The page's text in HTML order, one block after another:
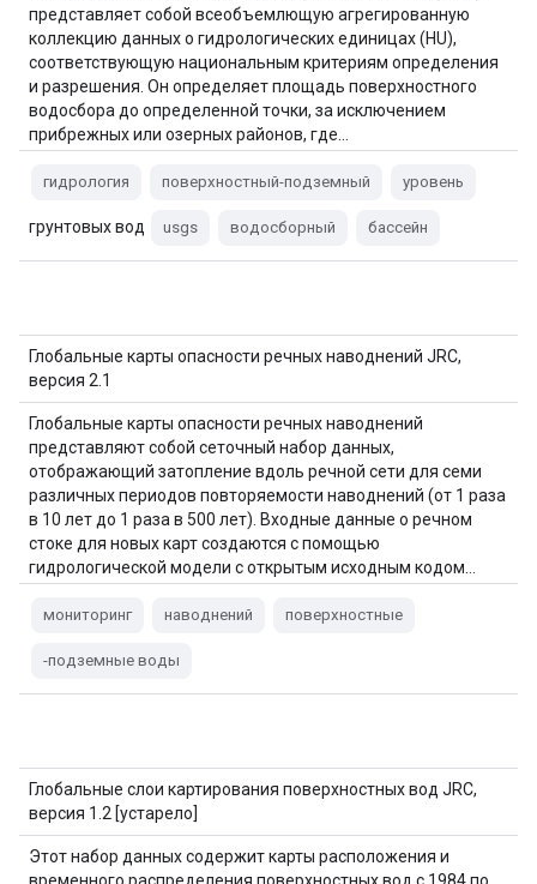
представляет собой всеобъемлющую агрегированную
коллекцию данных о гидрологических единицах (HU),
соответствующую национальным критериям определения
и разрешения. Он определяет площадь поверхностного
водосбора до определенной точки, за исключением
прибрежных или озерных районов, где…
гидрология поверхностный-подземный уровень
грунтовых вод usgs водосборный бассейн
Глобальные карты опасности речных наводнений JRC,
версия 2.1
Глобальные карты опасности речных наводнений
представляют собой сеточный набор данных,
отображающий затопление вдоль речной сети для семи
различных периодов повторяемости наводнений (от 1 раза
в 10 лет до 1 раза в 500 лет). Входные данные о речном
стоке для новых карт создаются с помощью
гидрологической модели с открытым исходным кодом…
мониторинг наводнений поверхностные
-подземные воды
Глобальные слои картирования поверхностных вод JRC,
версия 1.2 [устарело]
Этот набор данных содержит карты расположения и